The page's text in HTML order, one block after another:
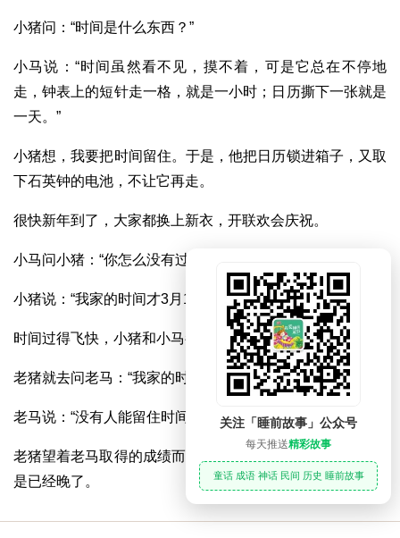
小猪问：“时间是什么东西？”
小马说：“时间虽然看不见，摸不着，可是它总在不停地
走，钟表上的短针走一格，就是一小时；日历撕下一张就是
一天。”
小猪想，我要把时间留住。于是，他把日历锁进箱子，又取
下石英钟的电池，不让它再走。
很快新年到了，大家都换上新衣，开联欢会庆祝。
小马问小猪：“你怎么没有过年的样子？”
小猪说：“我家的时间才3月1号呢！”
时间过得飞快，小猪和小马都老了。
老猪就去问老马：“我家的时间不走了，我怎么还会老？”
老马说：“没有人能留住时间的。”
老猪望着老马取得的成绩而自己什么也没干，非常后悔，可
是已经晚了。
关注「睡前故事」公众号
每天推送精彩故事
童话 成语 神话 民间 历史 睡前故事